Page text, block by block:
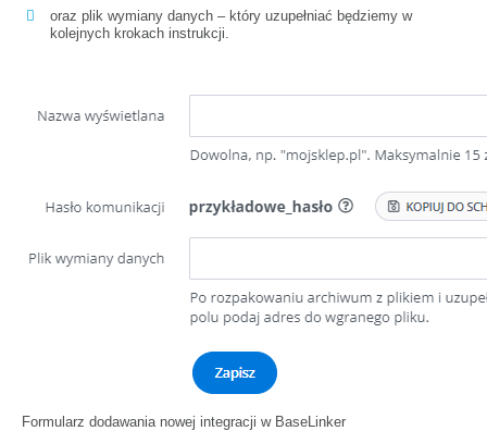
oraz plik wymiany danych – który uzupełniać będziemy w
kolejnych krokach instrukcji.
Formularz dodawania nowej integracji w BaseLinker